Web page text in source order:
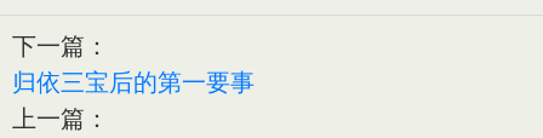
下一篇：
归依三宝后的第一要事
上一篇：